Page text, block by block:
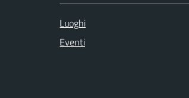
Luoghi
Eventi